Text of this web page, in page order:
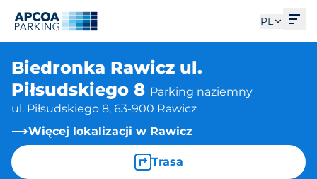
PL
Biedronka Rawicz ul.
Piłsudskiego 8 Parking naziemny
ul. Piłsudskiego 8, 63-900 Rawicz
Więcej lokalizacji w Rawicz
Trasa